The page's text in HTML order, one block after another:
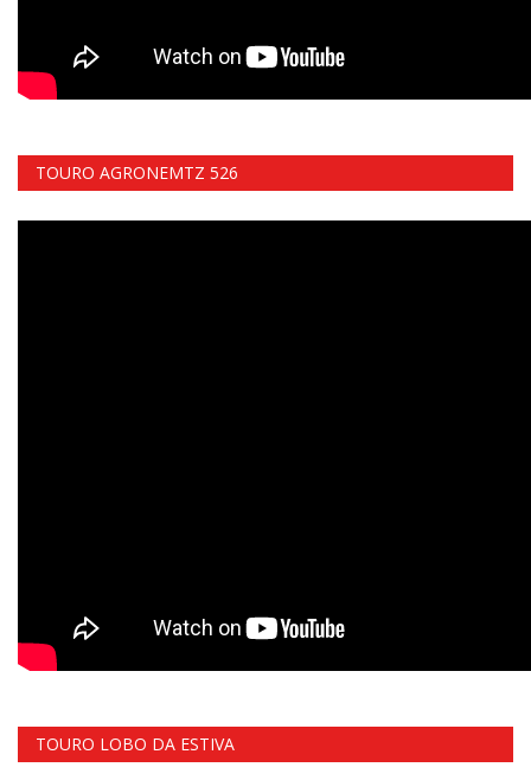
TOURO AGRONEMTZ 526
TOURO LOBO DA ESTIVA